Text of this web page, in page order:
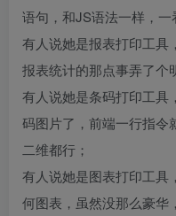
语句，和JS语法一样，一
有人说她是报表打印工具
报表统计的那点事弄了个
有人说她是条码打印工具
码图片了，前端一行指令
二维都行；
有人说她是图表打印工具
何图表，虽然没那么豪华